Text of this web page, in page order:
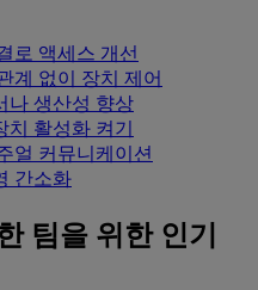
로 액세스 개선
계 없이 장치 제어
나 생산성 향상
치 활성화 켜기
얼 커뮤니케이션
간소화
팀을 위한 인기